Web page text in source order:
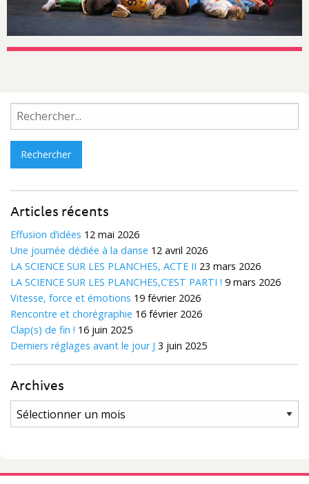
Rechercher :
Articles récents
Effusion d’idées 12 mai 2026
Une journée dédiée à la danse 12 avril 2026
LA SCIENCE SUR LES PLANCHES, ACTE II 23 mars 2026
LA SCIENCE SUR LES PLANCHES,C’EST PARTI ! 9 mars 2026
Vitesse, force et émotions 19 février 2026
Rencontre et chorégraphie 16 février 2026
Clap(s) de fin ! 16 juin 2025
Derniers réglages avant le jour J 3 juin 2025
Archives
Archives